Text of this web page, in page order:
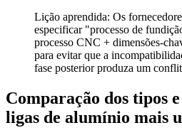
Lição aprendida: Os
especificar "processo de
processo CNC + dimensões-
para evitar que a
fase posterior produza um
Comparação dos tipos
ligas de alumínio mais